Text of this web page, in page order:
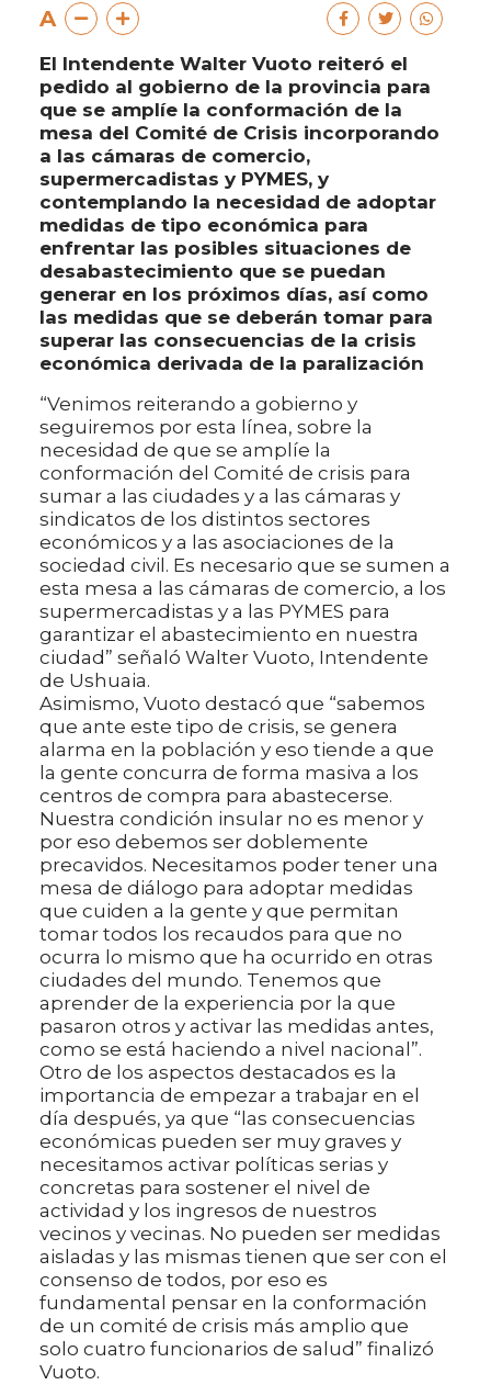
A
El Intendente Walter Vuoto reiteró el
pedido al gobierno de la provincia para
que se amplíe la conformación de la
mesa del Comité de Crisis incorporando
a las cámaras de comercio,
supermercadistas y PYMES, y
contemplando la necesidad de adoptar
medidas de tipo económica para
enfrentar las posibles situaciones de
desabastecimiento que se puedan
generar en los próximos días, así como
las medidas que se deberán tomar para
superar las consecuencias de la crisis
económica derivada de la paralización
“Venimos reiterando a gobierno y
seguiremos por esta línea, sobre la
necesidad de que se amplíe la
conformación del Comité de crisis para
sumar a las ciudades y a las cámaras y
sindicatos de los distintos sectores
económicos y a las asociaciones de la
sociedad civil. Es necesario que se sumen a
esta mesa a las cámaras de comercio, a los
supermercadistas y a las PYMES para
garantizar el abastecimiento en nuestra
ciudad” señaló Walter Vuoto, Intendente
de Ushuaia.
Asimismo, Vuoto destacó que “sabemos
que ante este tipo de crisis, se genera
alarma en la población y eso tiende a que
la gente concurra de forma masiva a los
centros de compra para abastecerse.
Nuestra condición insular no es menor y
por eso debemos ser doblemente
precavidos. Necesitamos poder tener una
mesa de diálogo para adoptar medidas
que cuiden a la gente y que permitan
tomar todos los recaudos para que no
ocurra lo mismo que ha ocurrido en otras
ciudades del mundo. Tenemos que
aprender de la experiencia por la que
pasaron otros y activar las medidas antes,
como se está haciendo a nivel nacional”.
Otro de los aspectos destacados es la
importancia de empezar a trabajar en el
día después, ya que “las consecuencias
económicas pueden ser muy graves y
necesitamos activar políticas serias y
concretas para sostener el nivel de
actividad y los ingresos de nuestros
vecinos y vecinas. No pueden ser medidas
aisladas y las mismas tienen que ser con el
consenso de todos, por eso es
fundamental pensar en la conformación
de un comité de crisis más amplio que
solo cuatro funcionarios de salud” finalizó
Vuoto.